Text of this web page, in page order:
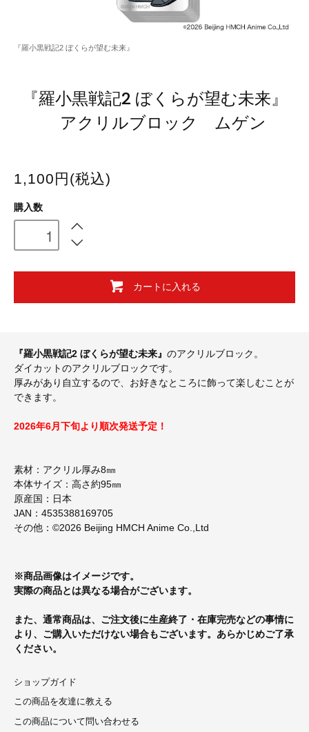
『羅小黒戦記2 ぼくらが望む未来』
『羅小黒戦記2 ぼくらが望む未来』
アクリルブロック ムゲン
1,100円(税込)
購入数
カートに入れる
『羅小黒戦記2 ぼくらが望む未来』 のアクリルブロック。
ダイカットのアクリルブロックです。
厚みがあり自立するので、お好きなところに飾って楽しむことが
できます。
2026年6月下旬より順次発送予定！
素材：アクリル厚み8㎜
本体サイズ：高さ約95㎜
原産国：日本
JAN：4535388169705
その他：©2026 Beijing HMCH Anime Co.,Ltd
※商品画像はイメージです。
実際の商品とは異なる場合がございます。
また、通常商品は、ご注文後に生産終了・在庫完売などの事情に
より、ご購入いただけない場合もございます。あらかじめご了承
ください。
ショップガイド
この商品を友達に教える
この商品について問い合わせる